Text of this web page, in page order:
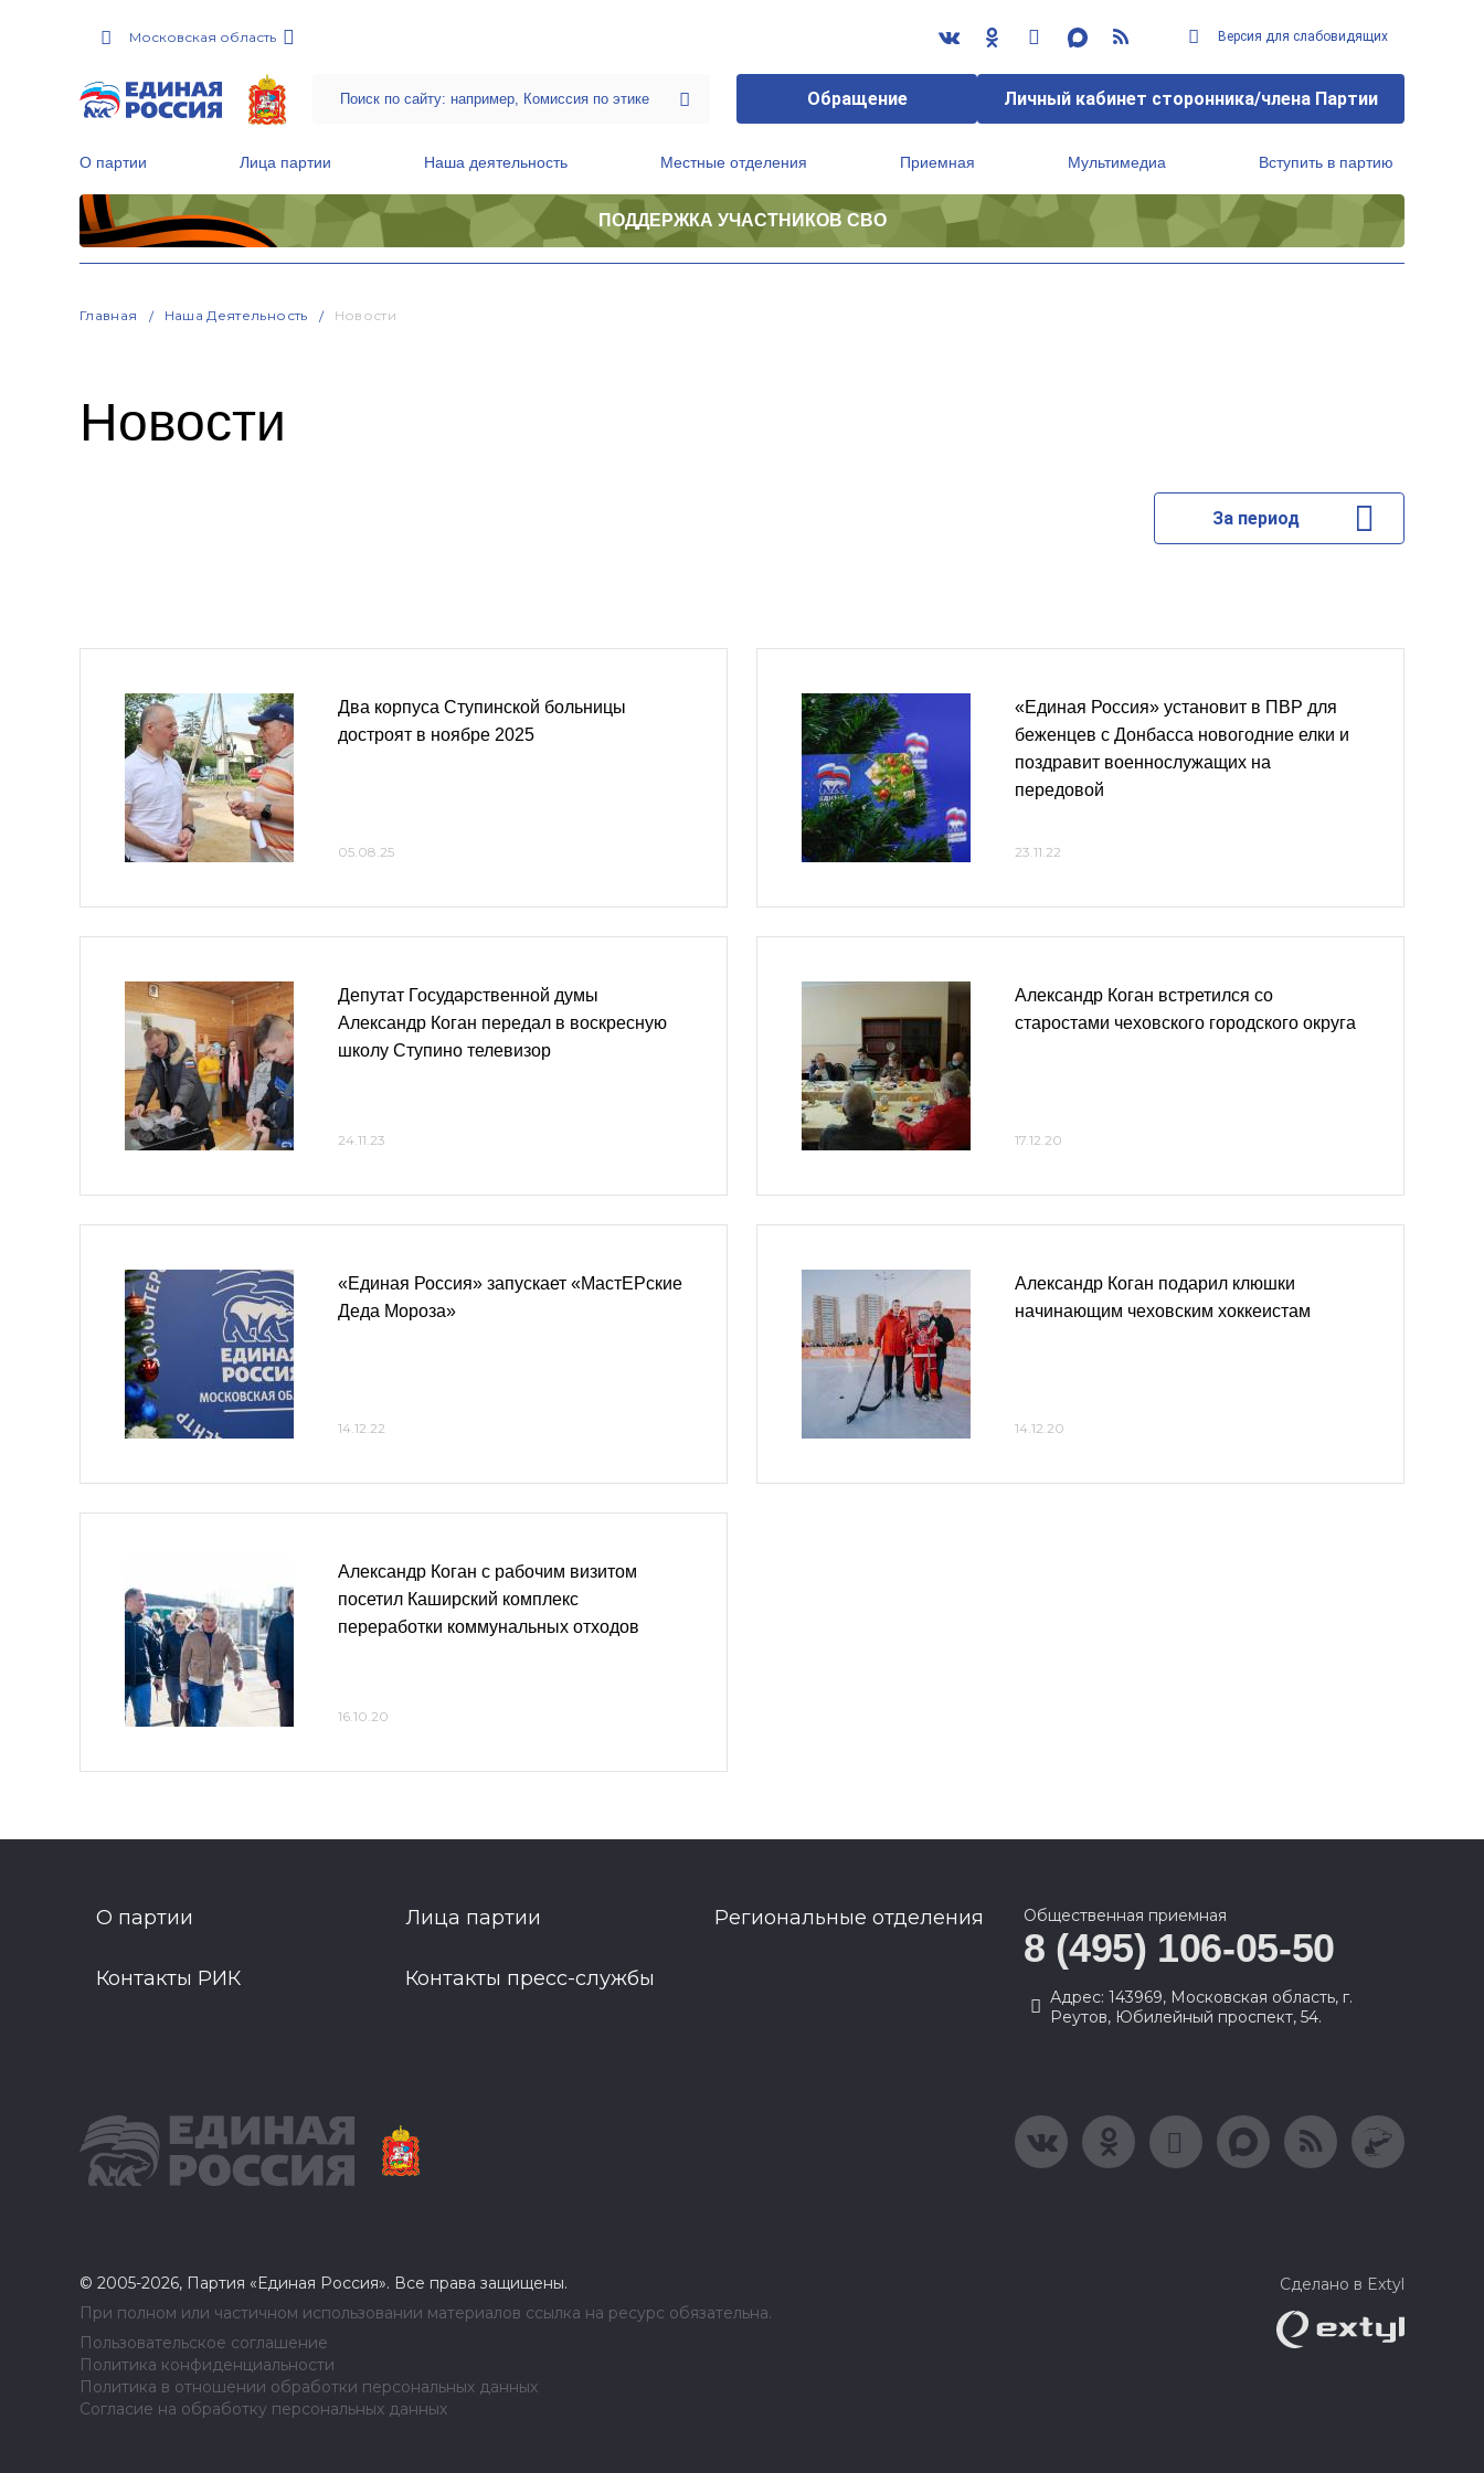
Московская область Версия для слабовидящих
Обращение Личный кабинет сторонника/члена Партии
О партии Лица партии Наша деятельность Местные отделения Приемная Мультимедиа Вступить в партию
ПОДДЕРЖКА УЧАСТНИКОВ СВО
Главная Наша Деятельность Новости
Новости
За период
Два корпуса Ступинской больницы
достроят в ноябре 2025
05.08.25
Депутат Государственной думы
Александр Коган передал в воскресную
школу Ступино телевизор
24.11.23
«Единая Россия» запускает «МастЕРские
Деда Мороза»
14.12.22
«Единая Россия» установит в ПВР для
беженцев с Донбасса новогодние елки и
поздравит военнослужащих на
передовой
23.11.22
Александр Коган встретился со
старостами чеховского городского округа
17.12.20
Александр Коган подарил клюшки
начинающим чеховским хоккеистам
14.12.20
Александр Коган с рабочим визитом
посетил Каширский комплекс
переработки коммунальных отходов
16.10.20
О партии Лица партии Региональные отделения
Контакты РИК Контакты пресс-службы
Общественная приемная
8 (495) 106-05-50
Адрес: 143969, Московская область, г.
Реутов, Юбилейный проспект, 54.
© 2005-2026, Партия «Единая Россия». Все права защищены.
При полном или частичном использовании материалов ссылка на ресурс обязательна.
Пользовательское соглашение
Политика конфиденциальности
Политика в отношении обработки персональных данных
Согласие на обработку персональных данных
Сделано в Extyl